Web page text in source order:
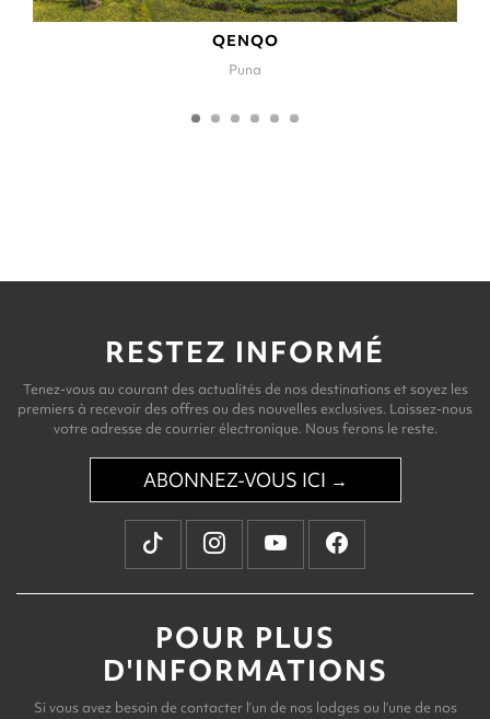
QENQO
Puna
RESTEZ INFORMÉ
Tenez-vous au courant des actualités de nos destinations et soyez les
premiers à recevoir des offres ou des nouvelles exclusives. Laissez-nous
votre adresse de courrier électronique. Nous ferons le reste.
ABONNEZ-VOUS ICI →
POUR PLUS
D'INFORMATIONS
Si vous avez besoin de contacter l’un de nos lodges ou l’une de nos